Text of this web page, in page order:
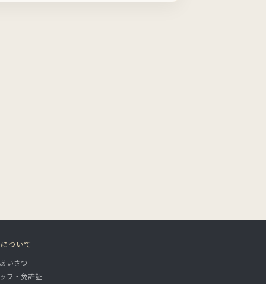
ついて
いさつ
フ・免許証